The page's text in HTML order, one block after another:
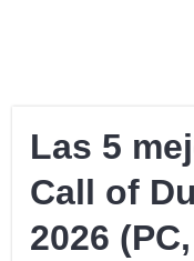
Las 5
Call of
2026